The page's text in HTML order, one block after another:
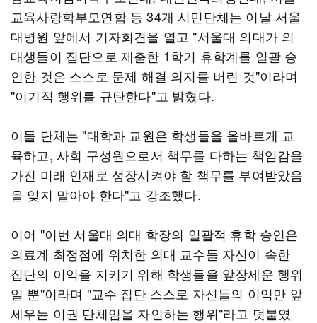
교육사랑학부모연합 등 34개 시민단체는 이날 서울
대병원 앞에서 기자회견을 열고 "서울대 의대가 의
대생들이 집단으로 제출한 1학기 휴학계를 일괄 승
인한 것은 스스로 문제 해결 의지를 버린 것"이라며
"이기적 행위를 규탄한다"고 밝혔다.
이들 단체는 "대학과 교원은 학생들을 올바르게 교
육하고, 사회 구성원으로서 책무를 다하는 책임감을
가진 미래 인재로 성장시켜야 할 책무를 부여받았음
을 잊지 말아야 한다"고 강조했다.
이어 "이번 서울대 의대 학장의 일괄적 휴학 승인은
의료계 최정점에 위치한 의대 교수들 자신이 속한
집단의 이익을 지키기 위해 학생들을 앞장세운 행위
일 뿐"이라며 "교수 집단 스스로 자신들의 이익만 앞
세우는 이권 단체임을 자인하는 행위"라고 덧붙였